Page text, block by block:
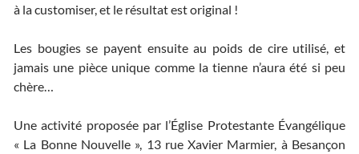
à la customiser, et le résultat est original !
Les bougies se payent ensuite au poids de cire utilisé, et
jamais une pièce unique comme la tienne n’aura été si peu
chère…
Une activité proposée par l’Église Protestante Évangélique
« La Bonne Nouvelle », 13 rue Xavier Marmier, à Besançon